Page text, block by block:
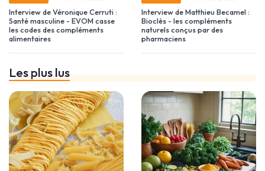
Interview de Véronique Cerruti :
Santé masculine - EVOM casse
les codes des compléments
alimentaires
Interview de Matthieu Becamel :
Bioclès - les compléments
naturels conçus par des
pharmaciens
Les plus lus